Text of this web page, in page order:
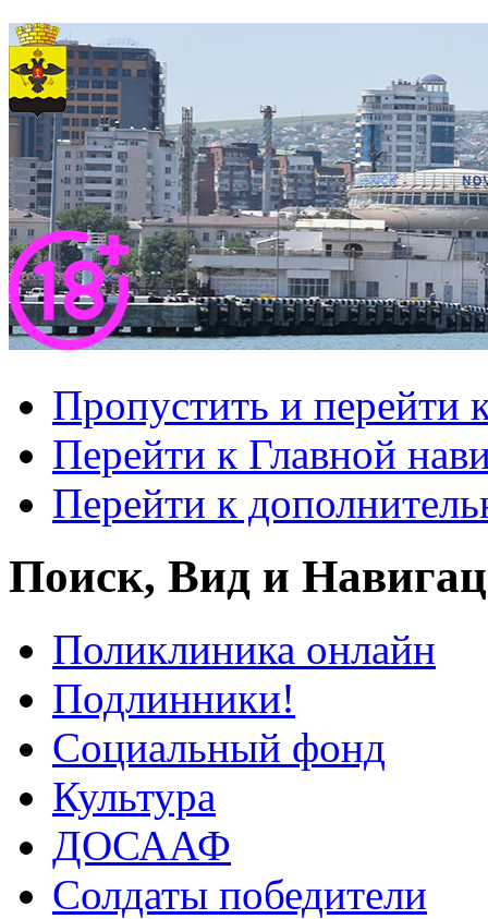
Пропустить и перейти
Перейти к Главной
Перейти к
Поиск, Вид и
Поликлиника онлайн
Подлинники!
Социальный фонд
Культура
ДОСААФ
Солдаты победители